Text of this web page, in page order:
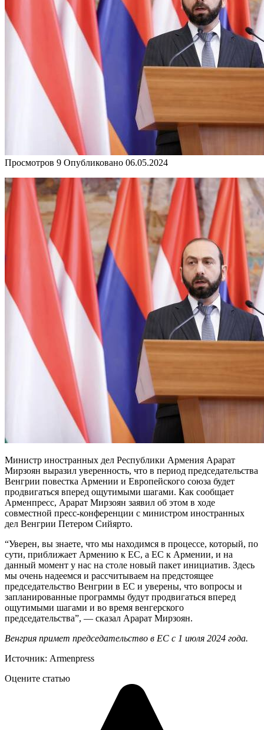
Просмотров 9 Опубликовано 06.05.2024
Министр иностранных дел Республики Армения Арарат
Мирзоян выразил уверенность, что в период председательства
Венгрии повестка Армении и Европейского союза будет
продвигаться вперед ощутимыми шагами. Как сообщает
Арменпресс, Арарат Мирзоян заявил об этом в ходе
совместной пресс-конференции с министром иностранных
дел Венгрии Петером Сийярто.
“Уверен, вы знаете, что мы находимся в процессе, который, по
сути, приближает Армению к ЕС, а ЕС к Армении, и на
данный момент у нас на столе новый пакет инициатив. Здесь
мы очень надеемся и рассчитываем на предстоящее
председательство Венгрии в ЕС и уверены, что вопросы и
запланированные программы будут продвигаться вперед
ощутимыми шагами и во время венгерского
председательства”, — сказал Арарат Мирзоян.
Венгрия примет председательство в ЕС с 1 июля 2024 года.
Источник: Armenpress
Оцените статью